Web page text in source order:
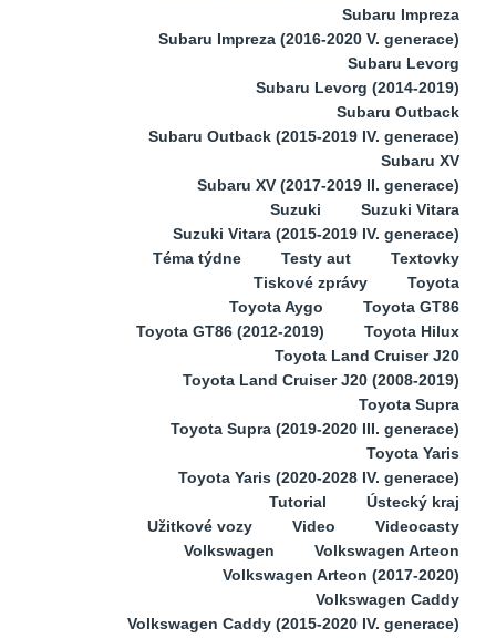
Subaru Impreza
Subaru Impreza (2016-2020 V. generace)
Subaru Levorg
Subaru Levorg (2014-2019)
Subaru Outback
Subaru Outback (2015-2019 IV. generace)
Subaru XV
Subaru XV (2017-2019 II. generace)
Suzuki
Suzuki Vitara
Suzuki Vitara (2015-2019 IV. generace)
Téma týdne
Testy aut
Textovky
Tiskové zprávy
Toyota
Toyota Aygo
Toyota GT86
Toyota GT86 (2012-2019)
Toyota Hilux
Toyota Land Cruiser J20
Toyota Land Cruiser J20 (2008-2019)
Toyota Supra
Toyota Supra (2019-2020 III. generace)
Toyota Yaris
Toyota Yaris (2020-2028 IV. generace)
Tutorial
Ústecký kraj
Užitkové vozy
Video
Videocasty
Volkswagen
Volkswagen Arteon
Volkswagen Arteon (2017-2020)
Volkswagen Caddy
Volkswagen Caddy (2015-2020 IV. generace)